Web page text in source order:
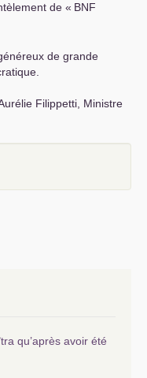
de « BNF
de grande
Filippetti, Ministre
qu’après avoir été